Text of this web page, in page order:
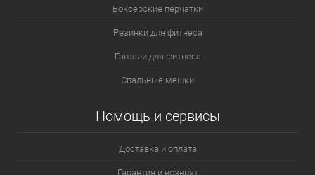
Боксерские перчатки
Резинки для фитнеса
Гантели для фитнеса
Спальные мешки
Помощь и сервисы
Доставка и оплата
Гарантия и возврат